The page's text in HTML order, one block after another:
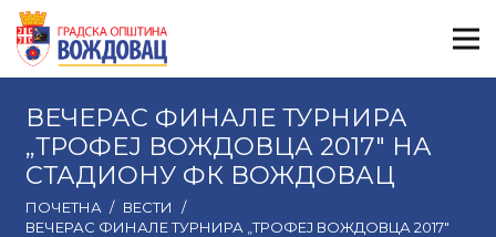
ВЕЧЕРАС ФИНАЛЕ ТУРНИРА
„ТРОФЕЈ ВОЖДОВЦА 2017″ НА
СТАДИОНУ ФК ВОЖДОВАЦ
ПОЧЕТНА / ВЕСТИ
/
ВЕЧЕРАС ФИНАЛЕ ТУРНИРА „ТРОФЕЈ ВОЖДОВЦА 2017″